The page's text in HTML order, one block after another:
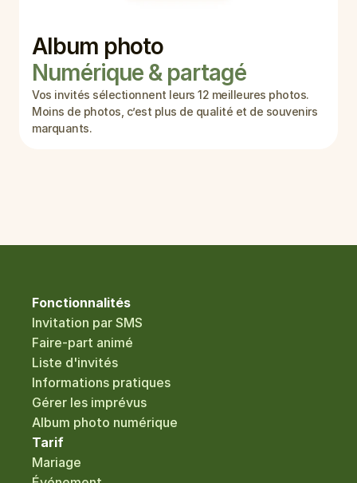
Album photo
Numérique & partagé
Vos invités sélectionnent leurs 12 meilleures photos.
Moins de photos, c’est plus de qualité et de souvenirs
marquants.
Fonctionnalités
Invitation par SMS
Faire-part animé
Liste d'invités
Informations pratiques
Gérer les imprévus
Album photo numérique
Tarif
Mariage